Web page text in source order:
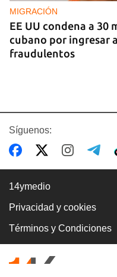
MIGRACIÓN
EE UU condena a 30
cubano por ingresar
fraudulentos
FOTO DEL DÍA
Lluvia para beber,
día
Síguenos:
14ymedio
Privacidad y cookies
Términos y Condiciones